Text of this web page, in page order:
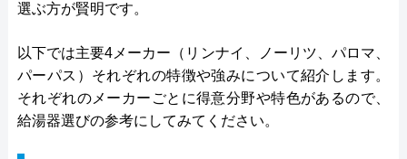
選ぶ方が賢明です。
以下では主要4メーカー（リンナイ、ノーリツ、パロマ、
パーパス）それぞれの特徴や強みについて紹介します。
それぞれのメーカーごとに得意分野や特色があるので、
給湯器選びの参考にしてみてください。